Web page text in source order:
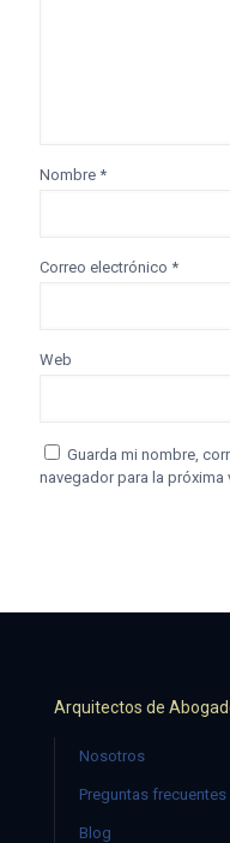
Nombre *
Correo electrónico *
Web
Guarda mi nombre,
navegador para la próxima
Arquitectos de
Nosotros
Preguntas frecuentes
Blog